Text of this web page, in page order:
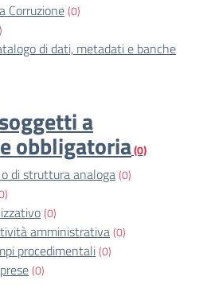
Corruzione(0)
di dati, metadati e banche
a
obbligatoria(0)
di struttura analoga(0)
(0)
amministrativa(0)
procedimentali(0)
(0)